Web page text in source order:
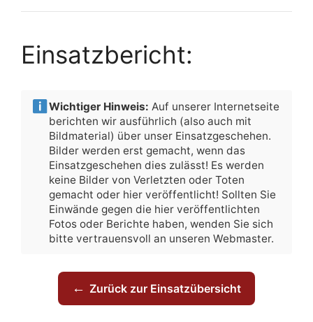
Einsatzbericht:
Wichtiger Hinweis: Auf unserer Internetseite
berichten wir ausführlich (also auch mit
Bildmaterial) über unser Einsatzgeschehen.
Bilder werden erst gemacht, wenn das
Einsatzgeschehen dies zulässt! Es werden
keine Bilder von Verletzten oder Toten
gemacht oder hier veröffentlicht! Sollten Sie
Einwände gegen die hier veröffentlichten
Fotos oder Berichte haben, wenden Sie sich
bitte vertrauensvoll an unseren Webmaster.
← Zurück zur Einsatzübersicht